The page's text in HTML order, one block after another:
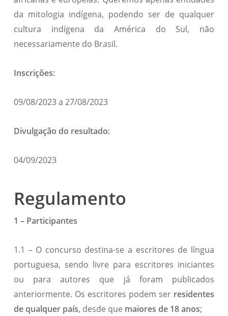
da mitologia indígena, podendo ser de qualquer
cultura indígena da América do Sul, não
necessariamente do Brasil.
Inscrições:
09/08/2023 a 27/08/2023
Divulgação do resultado:
04/09/2023
Regulamento
1 – Participantes
1.1 – O concurso destina-se a escritores de língua
portuguesa, sendo livre para escritores iniciantes
ou para autores que já foram publicados
anteriormente. Os escritores podem ser residentes
de qualquer país, desde que maiores de 18 anos;